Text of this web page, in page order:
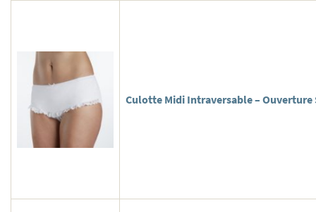
Culotte Midi Intraversable – Ouverture